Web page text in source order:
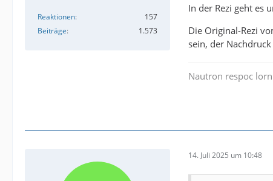
Reaktionen
157
Beiträge
1.573
In der Rezi geht es
Die Original-Rezi
sein, der
Nautron respoc
14. Juli 2025 um 10:48